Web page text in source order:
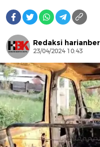
Redaksi
23/04/2024 10:43